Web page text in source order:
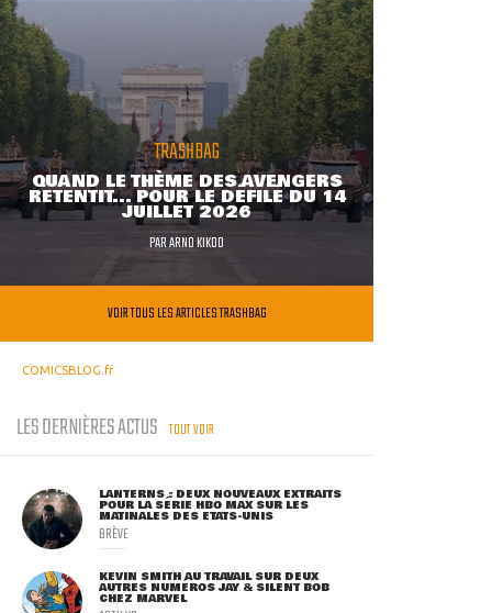
TRASHBAG
QUAND LE THÈME DES AVENGERS
RETENTIT... POUR LE DÉFILÉ DU 14
JUILLET 2026
PARARNO KIKOO
VOIR TOUS LES ARTICLES TRASHBAG
COMICSBLOG.fr
LES DERNIÈRES ACTUS TOUT VOIR
LANTERNS : DEUX NOUVEAUX EXTRAITS
POUR LA SÉRIE HBO MAX SUR LES
MATINALES DES ETATS-UNIS
BRÈVE
KEVIN SMITH AU TRAVAIL SUR DEUX
AUTRES NUMÉROS JAY & SILENT BOB
CHEZ MARVEL